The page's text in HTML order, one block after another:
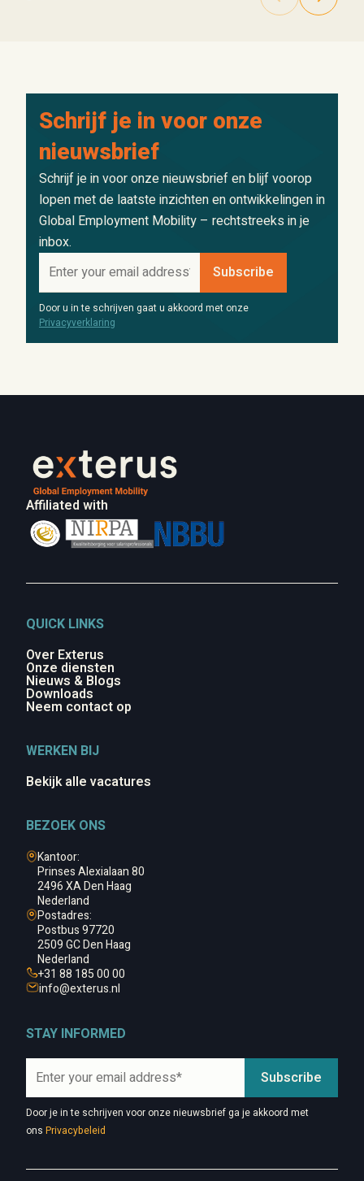
Schrijf je in voor onze
nieuwsbrief
Schrijf je in voor onze nieuwsbrief en blijf voorop
lopen met de laatste inzichten en ontwikkelingen in
Global Employment Mobility – rechtstreeks in je
inbox.
Door u in te schrijven gaat u akkoord met onze
Privacyverklaring
Affiliated with
QUICK LINKS
Over Exterus
Onze diensten
Nieuws & Blogs
Downloads
Neem contact op
WERKEN BIJ
Bekijk alle vacatures
BEZOEK ONS
Kantoor:
Prinses Alexialaan 80
2496 XA Den Haag
Nederland
Postadres:
Postbus 97720
2509 GC Den Haag
Nederland
+31 88 185 00 00
info@exterus.nl
STAY INFORMED
Door je in te schrijven voor onze nieuwsbrief ga je akkoord met
ons Privacybeleid